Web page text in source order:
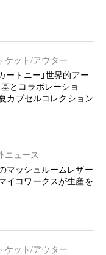
ケット/アウター
ートニー」世界的アー
とコラボレーショ
カプセルコレクション
ニュース
マッシュルームレザー
イコワークスが生産を
ケット/アウター